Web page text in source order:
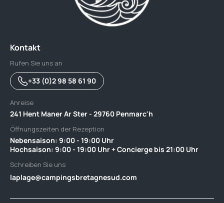
Kontakt
Rufen Sie uns an
+33 (0)2 98 58 61 90
Anreise
241 Hent Maner Ar Ster - 29760 Penmarc'h
Öffnungszeiten der Rezeption
Nebensaison: 9:00 - 19:00 Uhr ‎ ‎ ‎ ‎ ‎ ‎ ‎ ‎ ‎ ‎ ‎ ‎ ‎ ‎ ‎ ‎ ‎ ‎ ‎ ‎ ‎ ‎ ‎ ‎ ‎ ‎ ‎ ‎ ‎ ‎ ‎ ‎ ‎ ‎ ‎ ‎ ‎ ‎‎ ‎ ‎ ‎ ‎ ‎ ‎ ‎ ‎ ‎ ‎ ‎ ‎ ‎ ‎ ‎ ‎ ‎
Hochsaison: 9:00 - 19:00 Uhr + Concierge bis 21:00 Uhr
Schreiben Sie uns
laplage@campingsbretagnesud.com